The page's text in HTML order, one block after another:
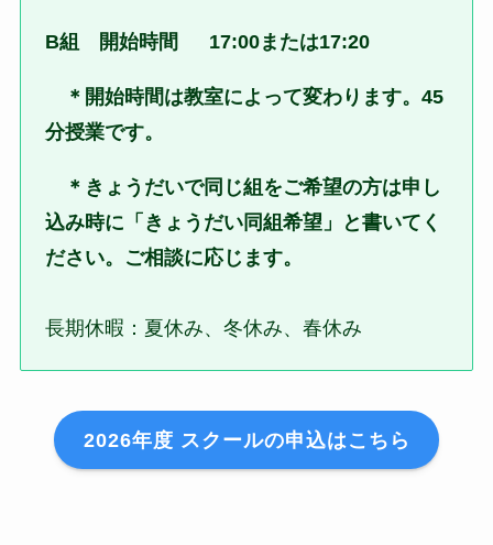
B組 開始時間 17:00または17:20
＊開始時間は教室によって変わります。45
分授業です。
＊きょうだいで同じ組をご希望の方は申し
込み時に「きょうだい同組希望」と書いてく
ださい。ご相談に応じます。
長期休暇：夏休み、冬休み、春休み
2026年度 スクールの申込はこちら